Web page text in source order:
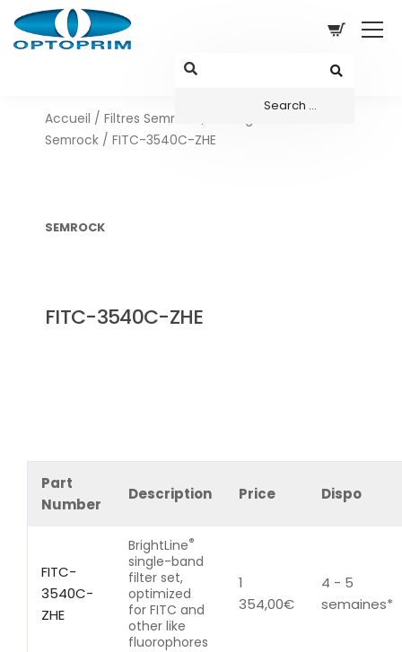
Accueil / Filtres Semrock
Semrock / FITC-3540C-ZHE
SEMROCK
FITC-3540C-ZHE
Part
Number
Description Price Dispo
FITC-
3540C-
ZHE
BrightLine®
single-band
filter set,
optimized
for FITC and
other like
fluorophores
1
354,00€
4 - 5
semaines*